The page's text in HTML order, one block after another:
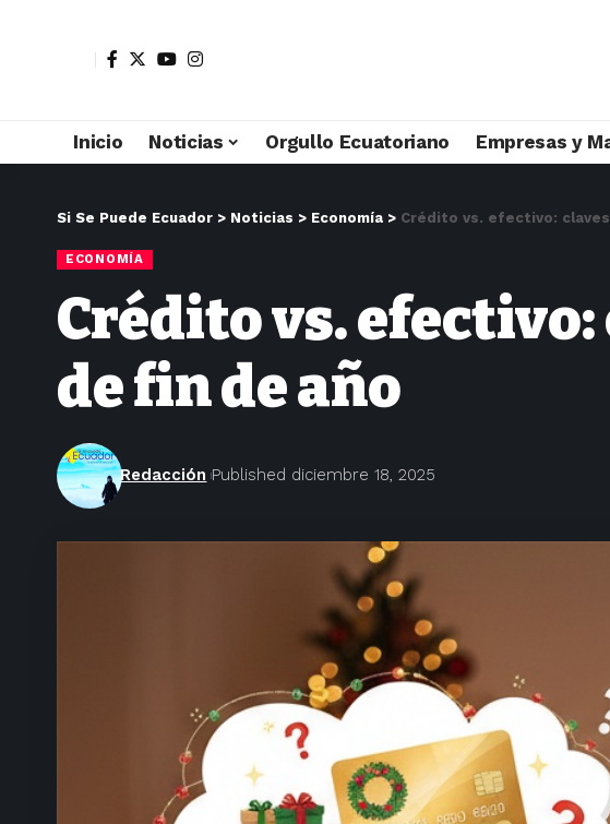
Inicio Noticias Orgullo Ecuatoriano Empresas y
Si Se Puede Ecuador > Noticias > Economía > Crédito vs. efectivo:
ECONOMÍA
Crédito vs.
de fin de año
Redacción Published diciembre 18, 2025